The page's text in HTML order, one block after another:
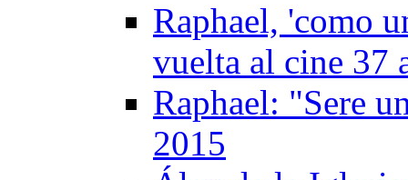
Raphael, 'como
vuelta al cine 37
Raphael: "Sere
2015